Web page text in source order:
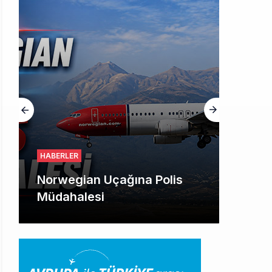
HABERLER
Norwegian Uçağına Polis
Müdahalesi